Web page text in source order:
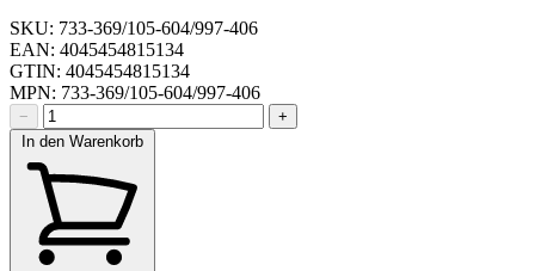
SKU: 733-369/105-604/997-406
EAN: 4045454815134
GTIN: 4045454815134
MPN: 733-369/105-604/997-406
−
+
In den Warenkorb